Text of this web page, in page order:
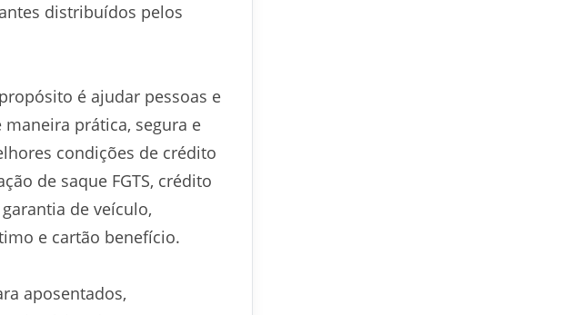
distribuídos pelos
é ajudar pessoas e
prática, segura e
condições de crédito
de saque FGTS, crédito
de veículo,
e cartão benefício.
aposentados,